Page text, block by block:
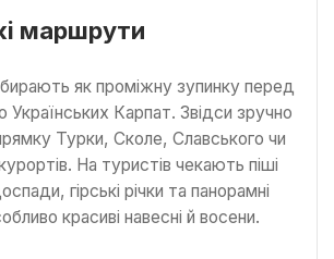
маршрути
як проміжну зупинку перед
Карпат. Звідси зручно
Турки, Сколе, Славського чи
На туристів чекають піші
гірські річки та панорамні
красиві навесні й восени.